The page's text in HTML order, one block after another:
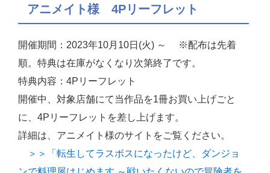
アニメイト様 4Pリーフレット
開催期間：2023年10月10日(火) ～ ※配布は先着
順。特典は在庫がなくなり次第終了です。
特典内容：4Pリーフレット
開催中、対象店舗にて当作品を1冊お買い上げごと
に、4Pリーフレットを差し上げます。
詳細は、アニメイト様のサイトをご覧ください。
＞＞「転生してラスボスになったけど、ダンジョ